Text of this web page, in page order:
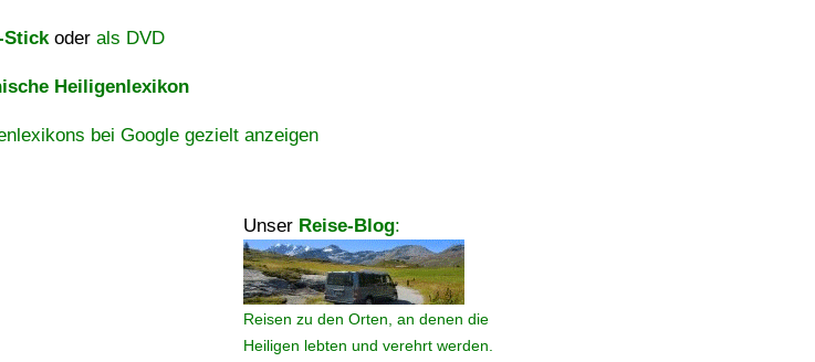
Stickoder als DVD
Heiligenlexikon
bei Google gezielt anzeigen
Unser Reise-Blog:
Reisen zu den Orten, an denen die
Heiligen lebten und verehrt werden.